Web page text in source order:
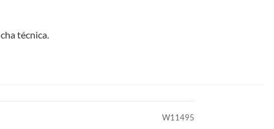
técnica.
W11495